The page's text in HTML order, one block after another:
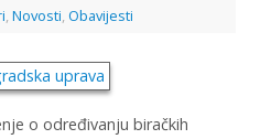
, Novosti, Obavijesti
o određivanju biračkih